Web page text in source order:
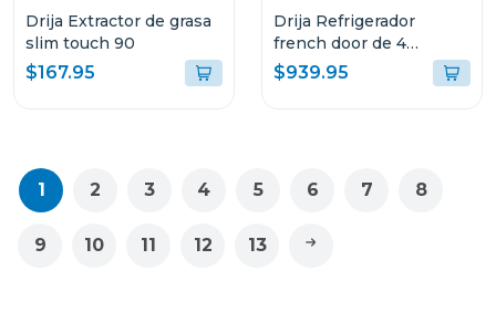
Drija Extractor de grasa
slim touch 90
$167.95
Drija Refrigerador
french door de 4
puertas 18cuft inverter
color acero
$939.95
1 2 3 4 5 6 7 8
9 10 11 12 13